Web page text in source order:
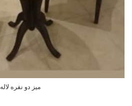
میز دو نفره لاله
اطلاعات بیشتر